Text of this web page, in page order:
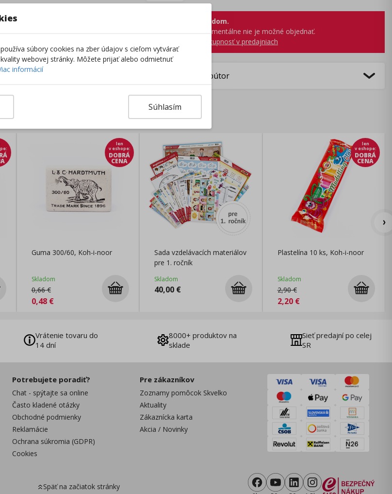
Tovar nie je skladom.
Tento produkt momentálne nie je možné objednať.
Zobraziť dostupnosť v predajniach
Výrobca/Distribútor
:
len
v eshope:
DOBRÁ
CENA
Guma 300/60, Koh-i-noor
Skladom
0,66€
0,48€
Sada vzdelávacích materiálov
pre 1. ročník
Skladom
40,00 €
len
v eshope:
DOBRÁ
CENA
Plastelína 10 ks, Koh-i-noor
Skladom
2,90€
2,20€
Vrátenie tovaru do
14 dní
8000+ produktov na
sklade
Sieť predajní po celej
SR
Potrebujete poradiť?
Chat - spýtajte sa online
Často kladené otázky
Obchodné podmienky
Reklamácie
Ochrana súkromia (GDPR)
Cookies
Pre zákazníkov
Zoznamy pomôcok Skvelko
Aktuality
Zákaznícka karta
Akcia / Novinky
Späť na začiatok stránky
súbory cookies na zber údajov s cieľom vytvárať
webovej stránky. Môžete prijať alebo odmietnuť
informácií
Súhlasím